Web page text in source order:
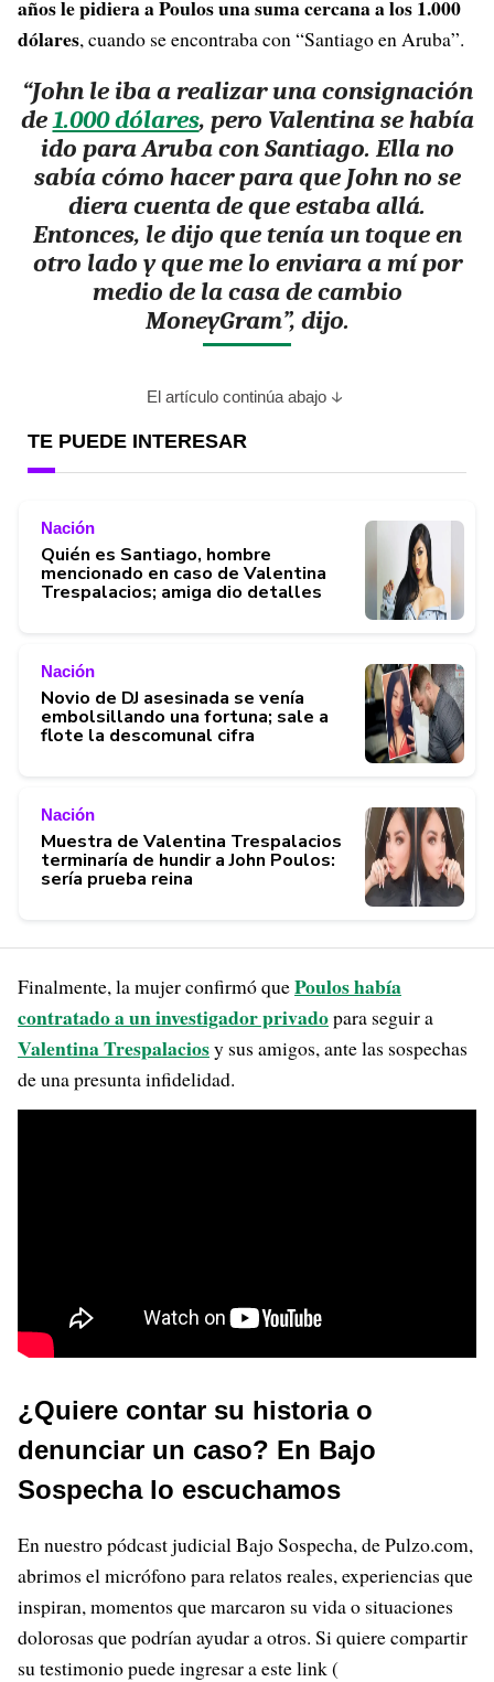
años le pidiera a Poulos una suma cercana a los 1.000
dólares, cuando se encontraba con “Santiago en Aruba”.
“John le iba a realizar una consignación
de1.000 dólares, pero Valentina se había
ido para Aruba con Santiago. Ella no
sabía cómo hacer para que John no se
diera cuenta de que estaba allá.
Entonces, le dijo que tenía un toque en
otro lado y que me lo enviara a mí por
medio de la casa de cambio
MoneyGram”, dijo.
El artículo continúa abajo
TE PUEDE INTERESAR
Nación
Quién es Santiago, hombre
mencionado en caso de Valentina
Trespalacios; amiga dio detalles
Nación
Novio de DJ asesinada se venía
embolsillando una fortuna; sale a
flote la descomunal cifra
Nación
Muestra de Valentina Trespalacios
terminaría de hundir a John Poulos:
sería prueba reina
Finalmente, la mujer confirmó quePoulos había
contratado a un investigador privadopara seguir a
Valentina Trespalaciosy sus amigos, ante las sospechas
de una presunta infidelidad.
¿Quiere contar su historia o
denunciar un caso? En Bajo
Sospecha lo escuchamos
En nuestro pódcast judicial Bajo Sospecha, de Pulzo.com,
abrimos el micrófono para relatos reales, experiencias que
inspiran, momentos que marcaron su vida o situaciones
dolorosas que podrían ayudar a otros. Si quiere compartir
su testimonio puede ingresar a este link (